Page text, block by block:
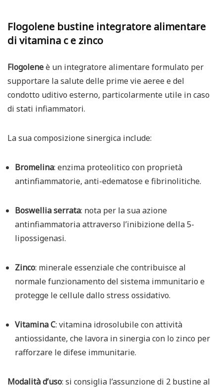
Flogolene bustine integratore alimentare
di vitamina c e zinco
Flogoleneè un integratore alimentare formulato per
supportare la salute delle prime vie aeree e del
condotto uditivo esterno, particolarmente utile in caso
di stati infiammatori.
La sua composizione sinergica include:
Bromelina: enzima proteolitico con proprietà
antinfiammatorie, anti-edematose e fibrinolitiche.
Boswellia serrata: nota per la sua azione
antinfiammatoria attraverso l’inibizione della 5-
lipossigenasi.
Zinco: minerale essenziale che contribuisce al
normale funzionamento del sistema immunitario e
protegge le cellule dallo stress ossidativo.
Vitamina C: vitamina idrosolubile con attività
antiossidante, che lavora in sinergia con lo zinco per
rafforzare le difese immunitarie.
Modalità d’uso: si consiglia l’assunzione di 2 bustine al